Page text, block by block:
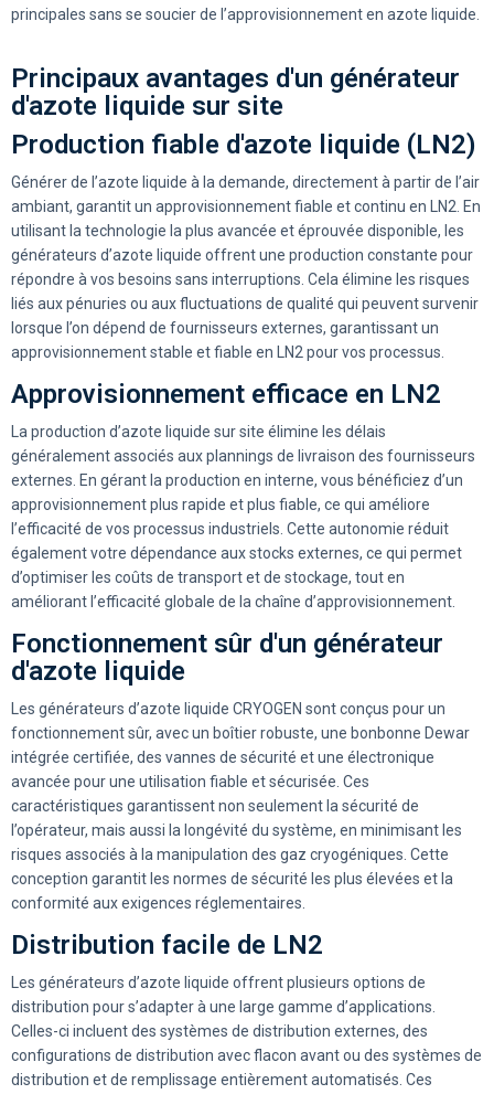
principales sans se soucier de l’approvisionnement en azote liquide.
Principaux avantages d'un générateur
d'azote liquide sur site
Production fiable d'azote liquide (LN2)
Générer de l’azote liquide à la demande, directement à partir de l’air
ambiant, garantit un approvisionnement fiable et continu en LN2. En
utilisant la technologie la plus avancée et éprouvée disponible, les
générateurs d’azote liquide offrent une production constante pour
répondre à vos besoins sans interruptions. Cela élimine les risques
liés aux pénuries ou aux fluctuations de qualité qui peuvent survenir
lorsque l’on dépend de fournisseurs externes, garantissant un
approvisionnement stable et fiable en LN2 pour vos processus.
Approvisionnement efficace en LN2
La production d’azote liquide sur site élimine les délais
généralement associés aux plannings de livraison des fournisseurs
externes. En gérant la production en interne, vous bénéficiez d’un
approvisionnement plus rapide et plus fiable, ce qui améliore
l’efficacité de vos processus industriels. Cette autonomie réduit
également votre dépendance aux stocks externes, ce qui permet
d’optimiser les coûts de transport et de stockage, tout en
améliorant l’efficacité globale de la chaîne d’approvisionnement.
Fonctionnement sûr d'un générateur
d'azote liquide
Les générateurs d’azote liquide CRYOGEN sont conçus pour un
fonctionnement sûr, avec un boîtier robuste, une bonbonne Dewar
intégrée certifiée, des vannes de sécurité et une électronique
avancée pour une utilisation fiable et sécurisée. Ces
caractéristiques garantissent non seulement la sécurité de
l’opérateur, mais aussi la longévité du système, en minimisant les
risques associés à la manipulation des gaz cryogéniques. Cette
conception garantit les normes de sécurité les plus élevées et la
conformité aux exigences réglementaires.
Distribution facile de LN2
Les générateurs d’azote liquide offrent plusieurs options de
distribution pour s’adapter à une large gamme d’applications.
Celles-ci incluent des systèmes de distribution externes, des
configurations de distribution avec flacon avant ou des systèmes de
distribution et de remplissage entièrement automatisés. Ces